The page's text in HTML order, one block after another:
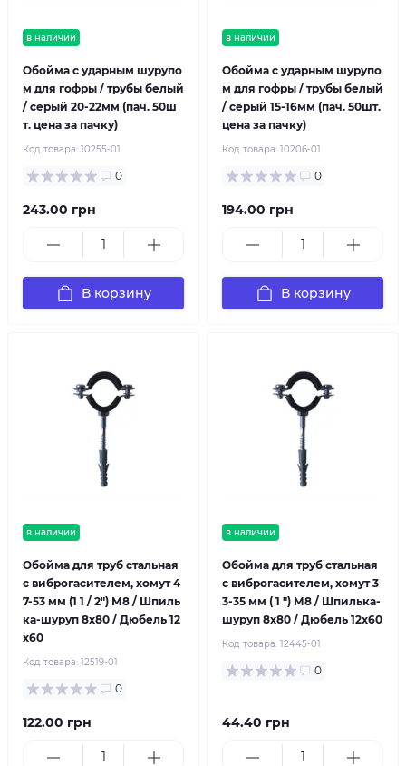
в наличии
Обойма с ударным шурупо
м для гофры / трубы белый
/ серый 20-22мм (пач. 50ш
т. цена за пачку)
Код товара: 10255-01
0
243.00 грн
В корзину
в наличии
Обойма с ударным шурупо
м для гофры / трубы белый
/ серый 15-16мм (пач. 50шт.
цена за пачку)
Код товара: 10206-01
0
194.00 грн
В корзину
в наличии
Обойма для труб стальная
с виброгасителем, хомут 4
7-53 мм (1 1 / 2") М8 / Шпиль
ка-шуруп 8х80 / Дюбель 12
х60
Код товара: 12519-01
0
122.00 грн
в наличии
Обойма для труб стальная
с виброгасителем, хомут 3
3-35 мм ( 1 ") М8 / Шпилька-
шуруп 8х80 / Дюбель 12х60
Код товара: 12445-01
0
44.40 грн